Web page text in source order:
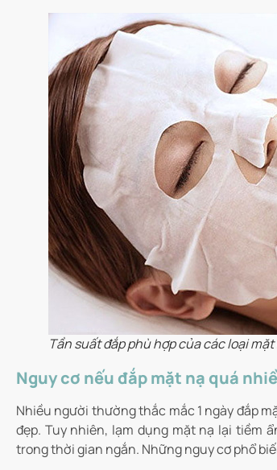
Tần suất đắp phù hợp của các loại mặt
Nguy cơ nếu đắp mặt nạ quá
Nhiều người thường thắc mắc 1 ngày đắp
đẹp. Tuy nhiên, lạm dụng mặt nạ lại tiềm
trong thời gian ngắn. Những nguy cơ phổ